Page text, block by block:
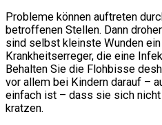
Probleme können auftreten
betroffenen Stellen. Dann
sind selbst kleinste Wunden
Krankheitserreger, die eine
Behalten Sie die Flohbisse
vor allem bei Kindern darauf –
einfach ist – dass sie sich nicht
kratzen.